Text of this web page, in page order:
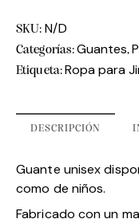
SKU: N/D
Categorías:Guantes,
Etiqueta:Ropa para
DESCRIPCIÓN
Guante unisex
como de niños.
Fabricado con un